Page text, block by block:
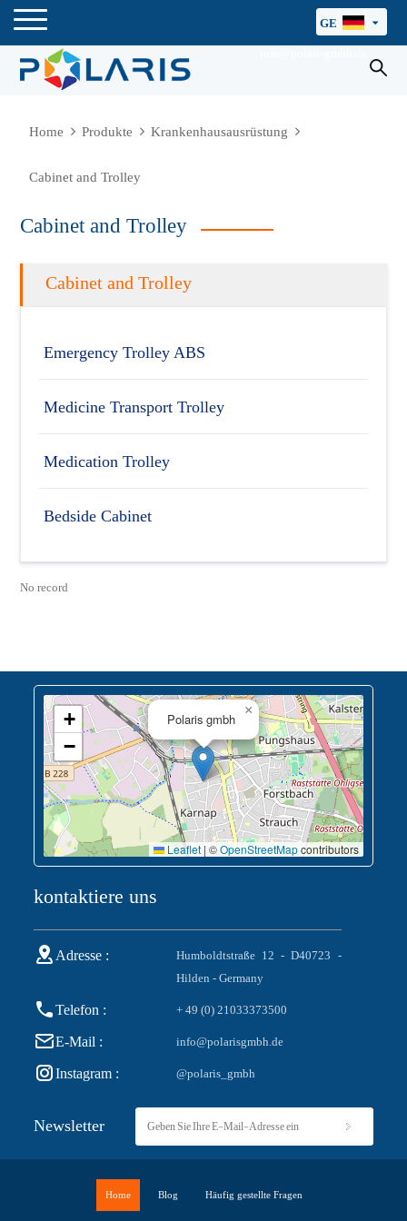
GE
Home Produkte Krankenhausausrüstung
Cabinet and Trolley
Cabinet and Trolley
Cabinet and Trolley
Emergency Trolley ABS
Medicine Transport Trolley
Medication Trolley
Bedside Cabinet
No record
Polaris gmbh
×
+
−
Leaflet | ©OpenStreetMapcontributors
kontaktiere uns
Adresse :
Humboldtstraße 12 - D40723 -
Hilden - Germany
Telefon : + 49 (0) 21033373500
E-Mail : info@polarisgmbh.de
Instagram : @polaris_gmbh
Newsletter
Home Blog Häufig gestellte Fragen